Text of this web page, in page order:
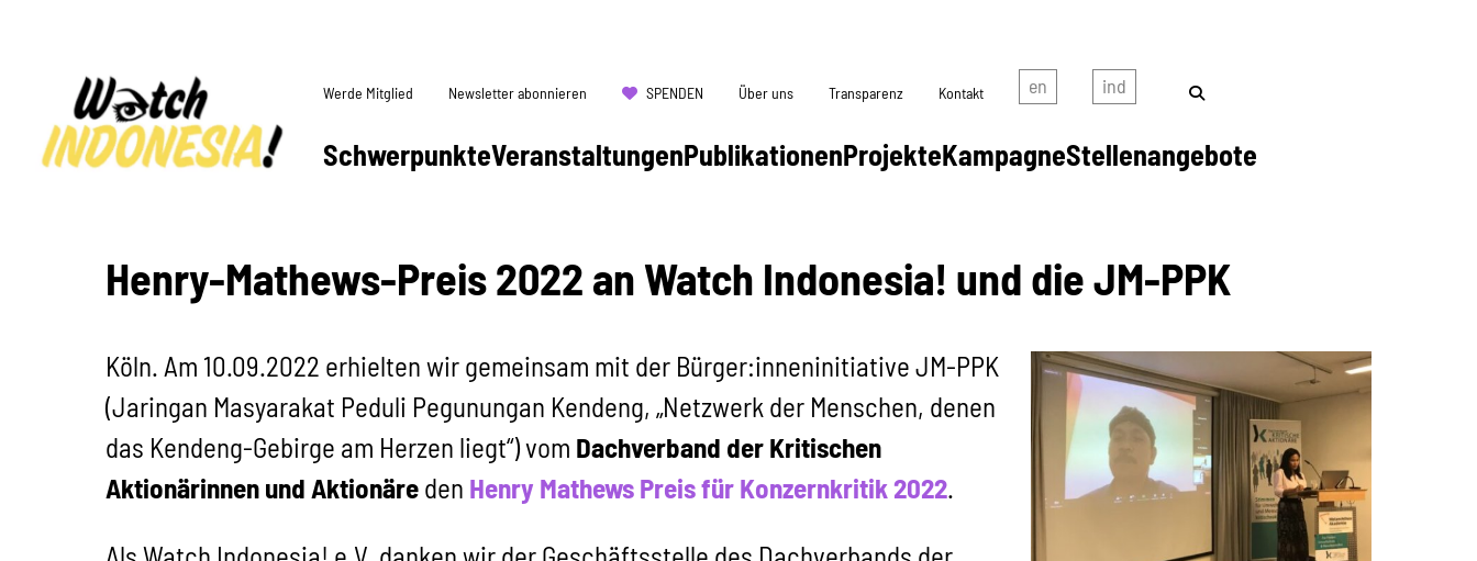
SchwerpunkteVeranstaltungenPublikationenProjekteKampagneStellenangebote
Werde Mitglied Newsletter abonnieren SPENDEN Über uns Transparenz Kontakt
Henry-Mathews-Preis 2022 an Watch Indonesia! und die JM-PPK
Köln. Am 10.09.2022 erhielten wir gemeinsam mit der Bürger:inneninitiative JM-PPK
(Jaringan Masyarakat Peduli Pegunungan Kendeng, „Netzwerk der Menschen, denen
das Kendeng-Gebirge am Herzen liegt“) vom Dachverband der Kritischen
Aktionärinnen und Aktionäre den Henry Mathews Preis für Konzernkritik 2022.